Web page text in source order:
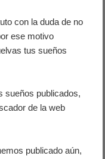
con la duda de no
ese motivo
tus sueños
sueños publicados,
de la web
publicado aún,